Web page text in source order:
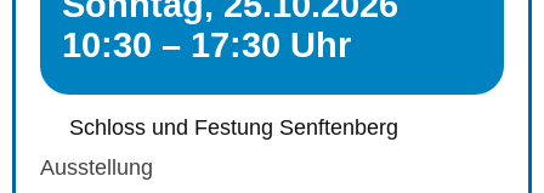
10:30 – 17:30 Uhr
Schloss und Festung Senftenberg
Ausstellung